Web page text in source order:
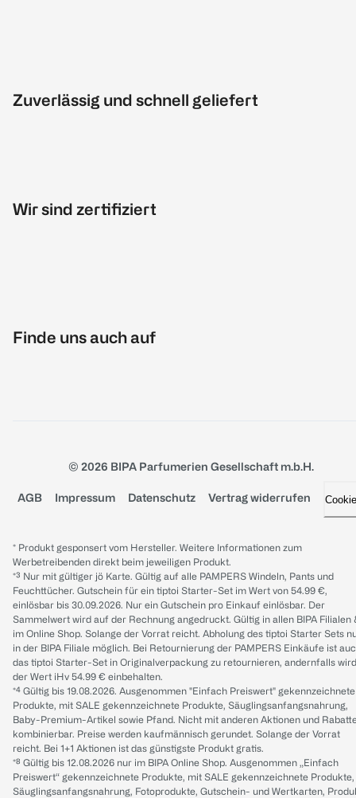
Zuverlässig und schnell geliefert
Wir sind zertifiziert
Finde uns auch auf
© 2026 BIPA Parfumerien Gesellschaft m.b.H.
AGB Impressum Datenschutz Vertrag widerrufen
* Produkt gesponsert vom Hersteller. Weitere Informationen zum
Werbetreibenden direkt beim jeweiligen Produkt.
*³ Nur mit gültiger jö Karte. Gültig auf alle PAMPERS Windeln, Pants und
Feuchttücher. Gutschein für ein tiptoi Starter-Set im Wert von 54.99 €,
einlösbar bis 30.09.2026. Nur ein Gutschein pro Einkauf einlösbar. Der
Sammelwert wird auf der Rechnung angedruckt. Gültig in allen BIPA Filialen
im Online Shop. Solange der Vorrat reicht. Abholung des tiptoi Starter Sets
in der BIPA Filiale möglich. Bei Retournierung der PAMPERS Einkäufe ist
das tiptoi Starter-Set in Originalverpackung zu retournieren, andernfalls wird
der Wert iHv 54.99 € einbehalten.
*⁴ Gültig bis 19.08.2026. Ausgenommen "Einfach Preiswert" gekennzeichnete
Produkte, mit SALE gekennzeichnete Produkte, Säuglingsanfangsnahrung,
Baby-Premium-Artikel sowie Pfand. Nicht mit anderen Aktionen und
kombinierbar. Preise werden kaufmännisch gerundet. Solange der Vorrat
reicht. Bei 1+1 Aktionen ist das günstigste Produkt gratis.
*⁸ Gültig bis 12.08.2026 nur im BIPA Online Shop. Ausgenommen „Einfach
Preiswert“ gekennzeichnete Produkte, mit SALE gekennzeichnete Produkte,
Säuglingsanfangsnahrung, Fotoprodukte, Gutschein- und Wertkarten,